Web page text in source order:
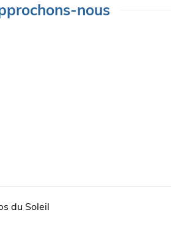
nous
du Soleil